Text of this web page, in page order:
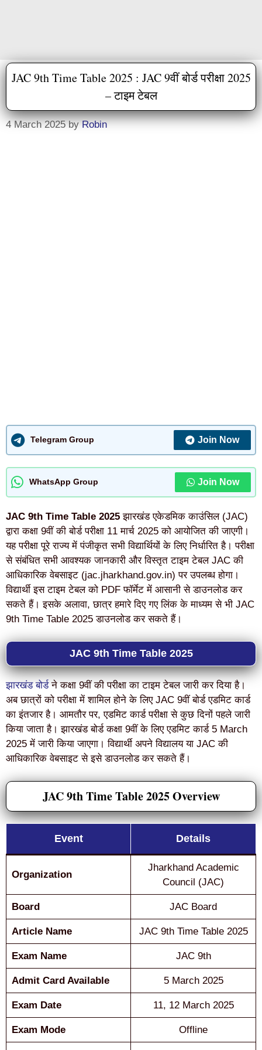
JAC 9th Time Table 2025 : JAC 9वीं बोर्ड परीक्षा 2025
– टाइम टेबल
4 March 2025 byRobin
Telegram Group Join Now
WhatsApp Group Join Now
JAC 9th Time Table 2025 झारखंड एकेडमिक काउंसिल (JAC)
द्वारा कक्षा 9वीं की बोर्ड परीक्षा 11 मार्च 2025 को आयोजित की जाएगी।
यह परीक्षा पूरे राज्य में पंजीकृत सभी विद्यार्थियों के लिए निर्धारित है। परीक्षा
से संबंधित सभी आवश्यक जानकारी और विस्तृत टाइम टेबल JAC की
आधिकारिक वेबसाइट (jac.jharkhand.gov.in) पर उपलब्ध होगा।
विद्यार्थी इस टाइम टेबल को PDF फॉर्मेट में आसानी से डाउनलोड कर
सकते हैं। इसके अलावा, छात्र हमारे दिए गए लिंक के माध्यम से भी JAC
9th Time Table 2025 डाउनलोड कर सकते हैं।
JAC 9th Time Table 2025
झारखंड बोर्डने कक्षा 9वीं की परीक्षा का टाइम टेबल जारी कर दिया है।
अब छात्रों को परीक्षा में शामिल होने के लिए JAC 9वीं बोर्ड एडमिट कार्ड
का इंतजार है। आमतौर पर, एडमिट कार्ड परीक्षा से कुछ दिनों पहले जारी
किया जाता है। झारखंड बोर्ड कक्षा 9वीं के लिए एडमिट कार्ड 5 March
2025 में जारी किया जाएगा। विद्यार्थी अपने विद्यालय या JAC की
आधिकारिक वेबसाइट से इसे डाउनलोड कर सकते हैं।
JAC 9th Time Table 2025 Overview
Event Details
Organization
Jharkhand Academic
Council (JAC)
Board JAC Board
Article Name JAC 9th Time Table 2025
Exam Name JAC 9th
Admit Card Available 5 March 2025
Exam Date 11, 12 March 2025
Exam Mode Offline